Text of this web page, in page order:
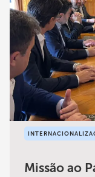
Missão ao